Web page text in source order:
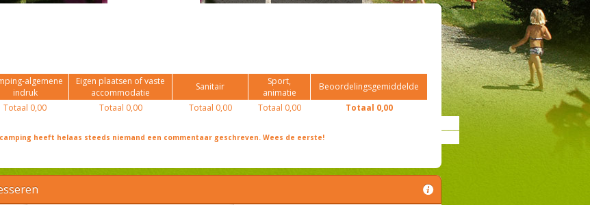
algemene
indruk
Eigen plaatsen of vaste
accommodatie
Sanitair
Sport,
animatie
Beoordelingsgemiddelde
Totaal 0,00 Totaal 0,00 Totaal 0,00 Totaal 0,00 Totaal 0,00
heeft helaas steeds niemand een commentaar geschreven. Wees de eerste!